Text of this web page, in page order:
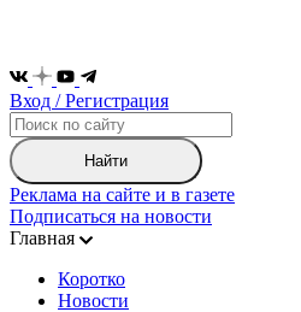
Вход / Регистрация
Найти
Реклама на сайте и в газете
Подписаться на новости
Главная
Коротко
Новости